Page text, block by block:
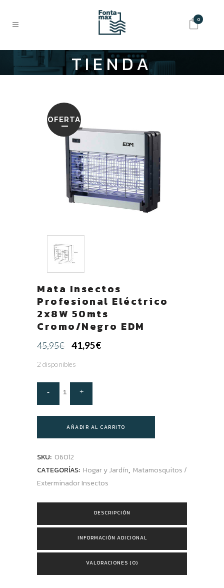
0
TIENDA
OFERTA
Mata Insectos
Profesional Eléctrico
2x8W 50mts
Cromo/Negro EDM
45,95€
El
era:
45,95€.
41,95€El
2 disponibles
AÑADIR AL CARRITO
SKU: 06012
CATEGORÍAS: Hogar y Jardín, Matamosquitos /
Exterminador Insectos
DESCRIPCIÓN
INFORMACIÓN ADICIONAL
VALORACIONES (0)